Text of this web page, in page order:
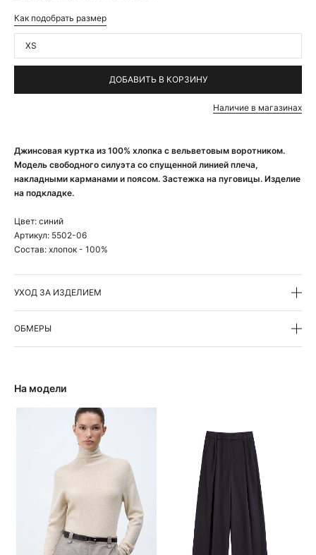
Джинсовая куртка из 100% хлопка с вельветовым воротником.
Модель свободного силуэта со спущенной линией плеча,
накладными карманами и поясом. Застежка на пуговицы. Изделие
на подкладке.
Цвет: синий
Артикул: 5502-06
Состав: хлопок - 100%
УХОД ЗА ИЗДЕЛИЕМ
ОБМЕРЫ
Как подобрать размер
XS
ДОБАВИТЬ В КОРЗИНУ
Наличие в магазинах
На модели